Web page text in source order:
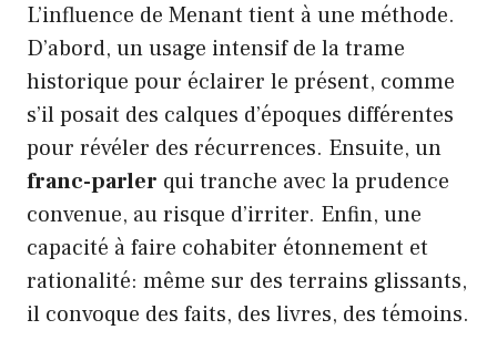
L’influence de Menant tient à une méthode.
D’abord, un usage intensif de la trame
historique pour éclairer le présent, comme
s’il posait des calques d’époques différentes
pour révéler des récurrences. Ensuite, un
franc-parler qui tranche avec la prudence
convenue, au risque d’irriter. Enfin, une
capacité à faire cohabiter étonnement et
rationalité: même sur des terrains glissants,
il convoque des faits, des livres, des témoins.